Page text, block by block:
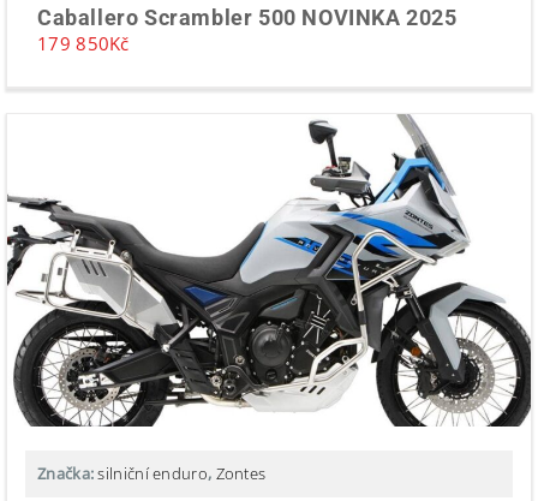
Caballero Scrambler 500 NOVINKA 2025
179 850Kč
Značka:silniční enduro, Zontes